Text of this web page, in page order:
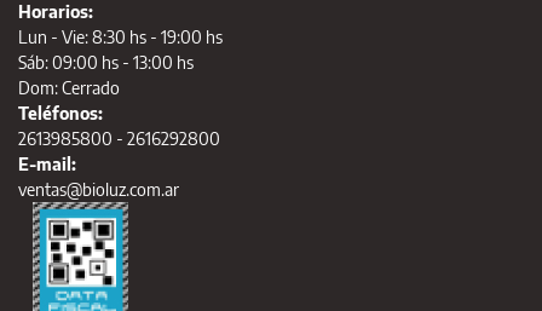
Horarios:
Lun - Vie: 8:30 hs - 19:00 hs
Sáb: 09:00 hs - 13:00 hs
Dom: Cerrado
Teléfonos:
2613985800 - 2616292800
E-mail:
ventas@bioluz.com.ar